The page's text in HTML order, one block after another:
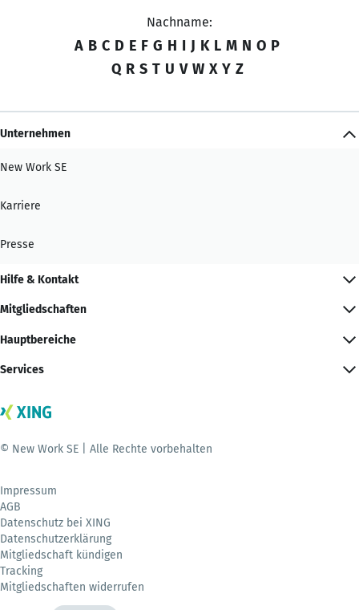
Nachname:
A B C D E F G H I J K L M N O P
Q R S T U V W X Y Z
Unternehmen
New Work SE
Karriere
Presse
Hilfe & Kontakt
Mitgliedschaften
Hauptbereiche
Services
© New Work SE | Alle Rechte vorbehalten
Impressum
AGB
Datenschutz bei XING
Datenschutzerklärung
Mitgliedschaft kündigen
Tracking
Mitgliedschaften widerrufen